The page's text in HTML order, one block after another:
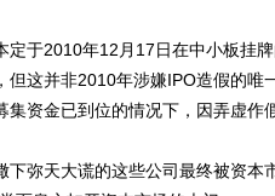
于2010年12月17日在中小板挂牌
但这并非2010年涉嫌IPO造假的唯
集资金已到位的情况下，因弄虚作
天大谎的这些公司最终被资本